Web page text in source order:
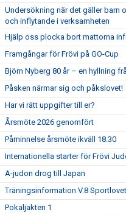
Undersökning när det gäller barn
och inflytande i verksamheten
Hjälp oss plocka bort mattorna
Framgångar för Frövi på GO-Cup
Björn Nyberg 80 år – en hyllning
Påsken närmar sig och påkslovet!
Har vi rätt uppgifter till er?
Årsmöte 2026 genomfört
Påminnelse årsmöte ikväll 18.30
Internationella starter för Frövi
A-judon drog till Japan
Träningsinformation V.8
Pokaljakten 1